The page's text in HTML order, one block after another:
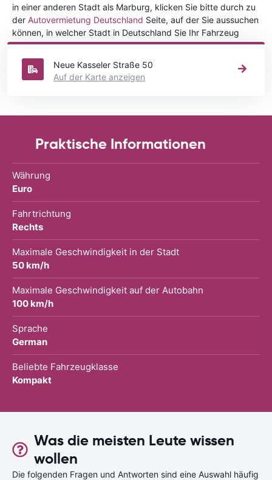
in einer anderen Stadt als Marburg, klicken Sie bitte durch zu
der Autovermietung Deutschland Seite, auf der Sie aussuchen
können, in welcher Stadt in Deutschland Sie Ihr Fahrzeug
mieten wollen.
Neue Kasseler Straße 50
Auf der Karte anzeigen
Praktische Informationen
Währung
Euro
Fahrtrichtung
Rechts
Maximale Geschwindigkeit in der Stadt
50 km/h
Maximale Geschwindigkeit auf der Autobahn
100 km/h
Sprache
German
Beliebte Fahrzeugklasse
Kompakt
Was die meisten Leute wissen
wollen
Die folgenden Fragen und Antworten sind eine Auswahl häufig